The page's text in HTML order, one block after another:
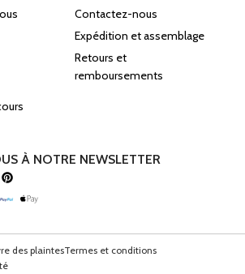
Contactez-nous
Expédition et assemblage
Retours et
remboursements
À NOTRE NEWSLETTER
des plaintesTermes et conditions